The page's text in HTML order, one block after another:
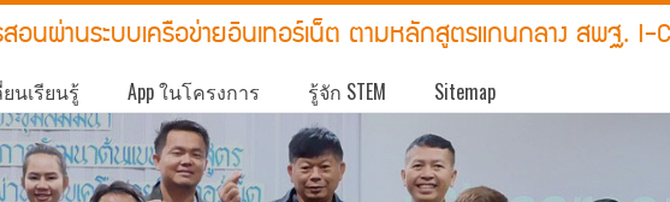
นผ่านระบบเครือข่ายอินเทอร์เน็ต ตามหลักสูตรแกนกลาง สพฐ. I-
นเรียนรู้ App ในโครงการ รู้จัก STEM Sitemap